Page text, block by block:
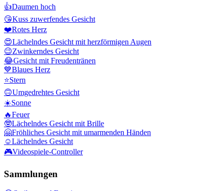
👍Daumen hoch
😘Kuss zuwerfendes Gesicht
❤️Rotes Herz
😍Lächelndes Gesicht mit herzförmigen Augen
😉Zwinkerndes Gesicht
😂Gesicht mit Freudentränen
💙Blaues Herz
⭐Stern
🙃Umgedrehtes Gesicht
☀️Sonne
🔥Feuer
🤓Lächelndes Gesicht mit Brille
🤗Fröhliches Gesicht mit umarmenden Händen
☺️Lächelndes Gesicht
🎮Videospiele-Controller
Sammlungen